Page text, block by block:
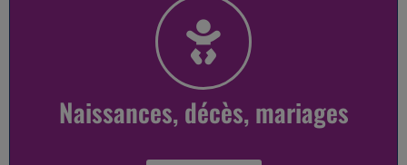
Naissances, décès, mariages